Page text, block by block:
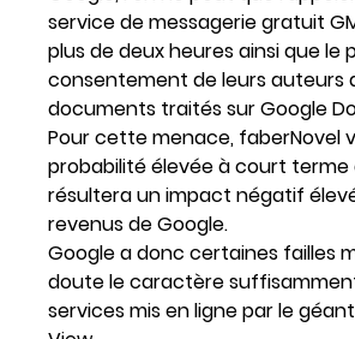
service de messagerie gratuit
plus de deux heures ainsi que le
consentement de leurs auteurs
documents traités sur Google
Pour cette menace, faberNovel
probabilité élevée à court terme
résultera un impact négatif
revenus de Google.
Google a donc certaines failles
doute le caractère
services mis en ligne par le